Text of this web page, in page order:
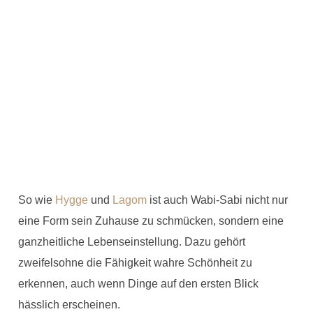
So wie Hygge und Lagom ist auch Wabi-Sabi nicht nur
eine Form sein Zuhause zu schmücken, sondern eine
ganzheitliche Lebenseinstellung. Dazu gehört
zweifelsohne die Fähigkeit wahre Schönheit zu
erkennen, auch wenn Dinge auf den ersten Blick
hässlich erscheinen.